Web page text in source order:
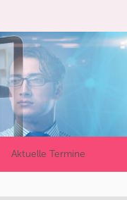
Aktuelle Termine